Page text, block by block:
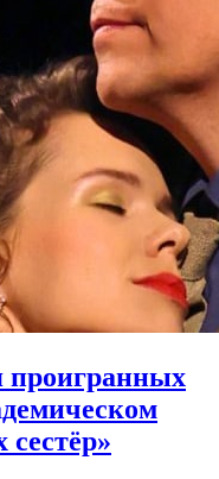
сестёр»